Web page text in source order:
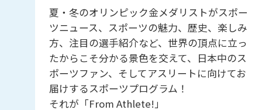
夏・冬のオリンピック金メダリストがスポー
ツニュース、スポーツの魅力、歴史、楽しみ
方、注目の選手紹介など、世界の頂点に立っ
たからこそ分かる景色を交えて、日本中のス
ポーツファン、そしてアスリートに向けてお
届けするスポーツプログラム！
それが「From Athlete!」